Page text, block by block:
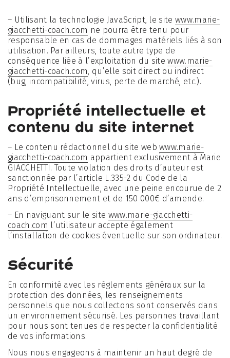
– Utilisant la technologie JavaScript, le sitewww.marie-
giacchetti-coach.com ne pourra être tenu pour
responsable en cas de dommages matériels liés à son
utilisation. Par ailleurs, toute autre type de
conséquence liée à l’exploitation du sitewww.marie-
giacchetti-coach.com, qu’elle soit direct ou indirect
(bug, incompatibilité, virus, perte de marché, etc.).
Propriété intellectuelle et
contenu du site internet
– Le contenu rédactionnel du site webwww.marie-
giacchetti-coach.com appartient exclusivement à Marie
GIACCHETTI. Toute violation des droits d’auteur est
sanctionnée par l’article L.335-2 du Code de la
Propriété Intellectuelle, avec une peine encourue de 2
ans d’emprisonnement et de 150 000€ d’amende.
– En naviguant sur le site www.marie-giacchetti-
coach.com l’utilisateur accepte également
l’installation de cookies éventuelle sur son ordinateur.
Sécurité
En conformité avec les règlements généraux sur la
protection des données, les renseignements
personnels que nous collectons sont conservés dans
un environnement sécurisé. Les personnes travaillant
pour nous sont tenues de respecter la confidentialité
de vos informations.
Nous nous engageons à maintenir un haut degré de